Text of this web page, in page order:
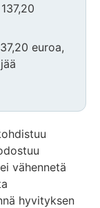
euroa,
vähennetä
hyvityksen